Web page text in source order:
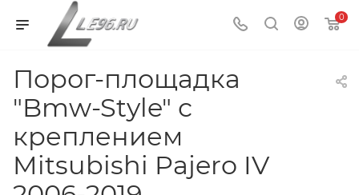
0
Порог-площадка
"Bmw-Style" с
креплением
Mitsubishi Pajero IV